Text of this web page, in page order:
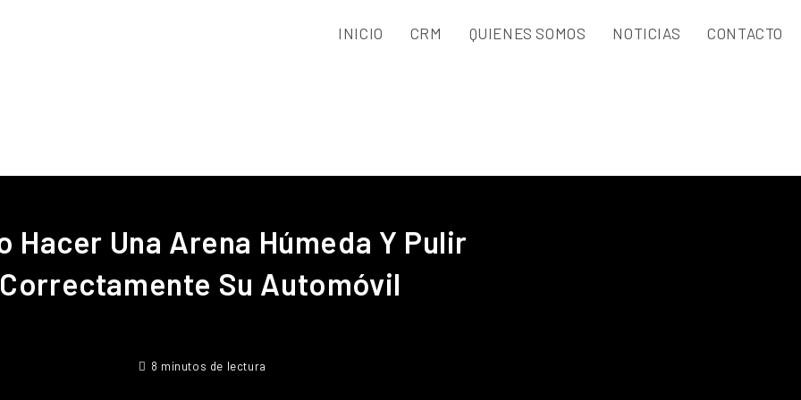
INICIO CRM QUIENES SOMOS NOTICIAS CONTACTO
Hacer Una Arena Húmeda Y Pulir
Correctamente Su Automóvil
8 minutos de lectura